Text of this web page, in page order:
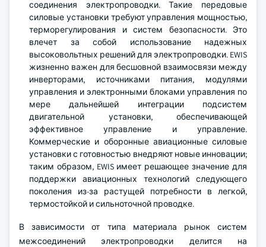
соединения электропроводки. Такие передовые
силовые установки требуют управления мощностью,
терморегулирования и систем безопасности. Это
влечет за собой использование надежных
высоковольтных решений для электропроводки. EWIS
жизненно важен для бесшовной взаимосвязи между
инверторами, источниками питания, модулями
управления и электронными блоками управления по
мере дальнейшей интеграции подсистем
двигательной установки, обеспечивающей
эффективное управление и управление.
Коммерческие и оборонные авиационные силовые
установки с готовностью внедряют новые инновации;
таким образом, EWIS имеет решающее значение для
поддержки авиационных технологий следующего
поколения из-за растущей потребности в легкой,
термостойкой и сильноточной проводке.
В зависимости от типа материала рынок систем
межсоединений электропроводки делится на